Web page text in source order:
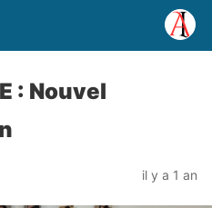
: Nouvel
il y a 1 an